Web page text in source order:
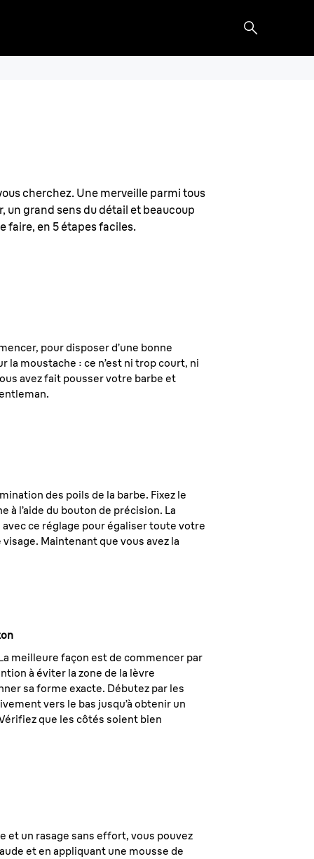
cherchez. Une merveille parmi tous
un grand sens du détail et beaucoup
faire, en 5 étapes faciles.
pour disposer d’une bonne
moustache : ce n’est ni trop court, ni
avez fait pousser votre barbe et
des poils de la barbe. Fixez le
l’aide du bouton de précision. La
ce réglage pour égaliser toute votre
Maintenant que vous avez la
meilleure façon est de commencer par
à éviter la zone de la lèvre
sa forme exacte. Débutez par les
vers le bas jusqu’à obtenir un
que les côtés soient bien
et un rasage sans effort, vous pouvez
et en appliquant une mousse de